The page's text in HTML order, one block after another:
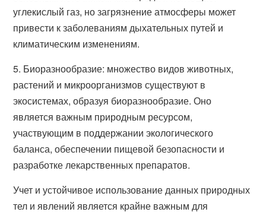
углекислый газ, но загрязнение атмосферы может
привести к заболеваниям дыхательных путей и
климатическим изменениям.
5. Биоразнообразие: множество видов животных,
растений и микроорганизмов существуют в
экосистемах, образуя биоразнообразие. Оно
является важным природным ресурсом,
участвующим в поддержании экологического
баланса, обеспечении пищевой безопасности и
разработке лекарственных препаратов.
Учет и устойчивое использование данных природных
тел и явлений является крайне важным для